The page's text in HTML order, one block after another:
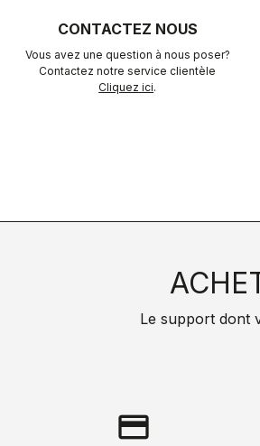
CONTACTEZ NOUS
Vous avez une question à nous poser?
Contactez notre service clientèle
Cliquez ici.
Le support dont
credit_card